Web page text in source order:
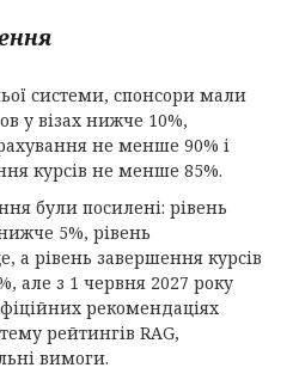
системи, спонсори мали
у візах нижче 10%,
не менше 90% і
курсів не менше 85%.
були посилені: рівень
5%, рівень
а рівень завершення курсів
але з 1 червня 2027 року
рекомендаціях
рейтингів RAG,
вимоги.